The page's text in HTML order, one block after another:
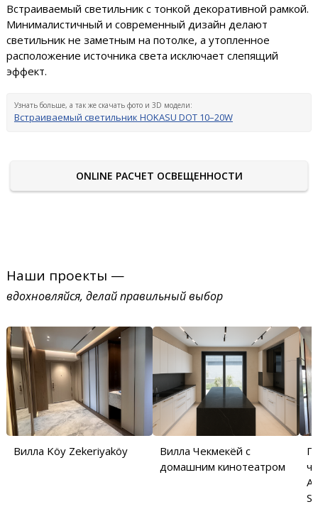
Встраиваемый светильник с тонкой декоративной рамкой.
Минималистичный и современный дизайн делают
светильник не заметным на потолке, а утопленное
расположение источника света исключает слепящий
эффект.
Узнать больше, а так же скачать фото и 3D модели:
Встраиваемый светильник HOKASU DOT 10–20W
ONLINE РАСЧЕТ ОСВЕЩЕННОСТИ
Наши проекты —
вдохновляйся, делай правильный выбор
Вилла Köy Zekeriyaköy
Вилла Чекмекёй с
домашним кинотеатром